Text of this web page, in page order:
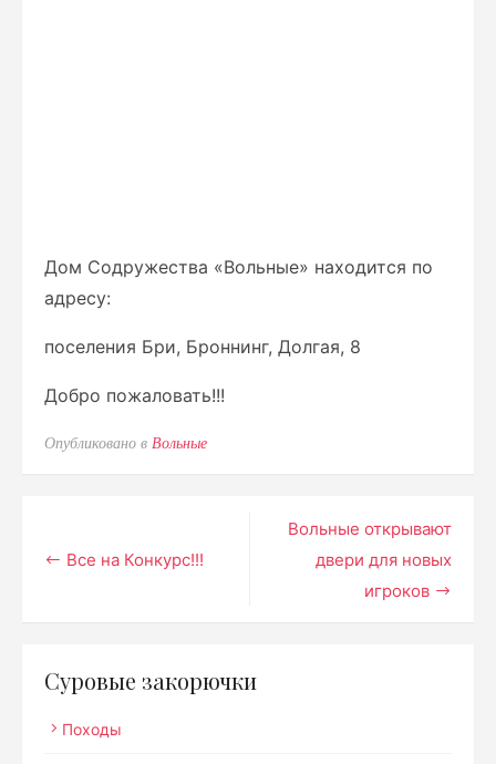
Дом Содружества «Вольные» находится по
адресу:
поселения Бри, Броннинг, Долгая, 8
Добро пожаловать!!!
Опубликовано в Вольные
по
Вольные открывают
двери для новых
игроков
Все на Конкурс!!!
Суровые закорючки
Походы